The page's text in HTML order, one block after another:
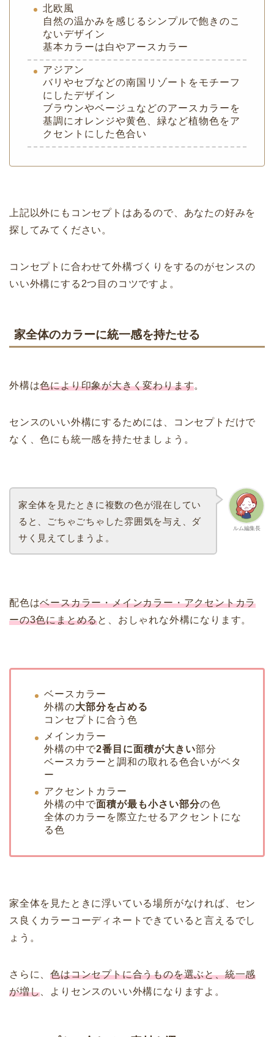
北欧風
自然の温かみを感じるシンプルで飽きのこ
ないデザイン
基本カラーは白やアースカラー
アジアン
バリやセブなどの南国リゾートをモチーフ
にしたデザイン
ブラウンやベージュなどのアースカラーを
基調にオレンジや黄色、緑など植物色をア
クセントにした色合い
上記以外にもコンセプトはあるので、あなたの好みを
探してみてください。
コンセプトに合わせて外構づくりをするのがセンスの
いい外構にする2つ目のコツですよ。
家全体のカラーに統一感を持たせる
外構は色により印象が大きく変わります。
センスのいい外構にするためには、コンセプトだけで
なく、色にも統一感を持たせましょう。
ルム編集長
家全体を見たときに複数の色が混在してい
ると、ごちゃごちゃした雰囲気を与え、ダ
サく見えてしまうよ。
配色はベースカラー・メインカラー・アクセントカラ
ーの3色にまとめると、おしゃれな外構になります。
ベースカラー
外構の大部分を占める
コンセプトに合う色
メインカラー
外構の中で2番目に面積が大きい部分
ベースカラーと調和の取れる色合いがベタ
ー
アクセントカラー
外構の中で面積が最も小さい部分の色
全体のカラーを際立たせるアクセントにな
る色
家全体を見たときに浮いている場所がなければ、セン
ス良くカラーコーディネートできていると言えるでし
ょう。
さらに、色はコンセプトに合うものを選ぶと、統一感
が増し 、よりセンスのいい外構になりますよ。